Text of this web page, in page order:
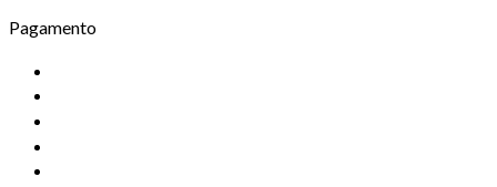
Pagamento